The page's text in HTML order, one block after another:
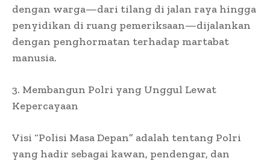
dengan warga—dari tilang di jalan raya hingga
penyidikan di ruang pemeriksaan—dijalankan
dengan penghormatan terhadap martabat
manusia.
3. Membangun Polri yang Unggul Lewat
Kepercayaan
Visi “Polisi Masa Depan” adalah tentang Polri
yang hadir sebagai kawan, pendengar, dan